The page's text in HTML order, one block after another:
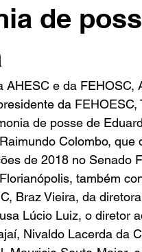
de
AHESC e da
da
de posse de
Colombo,
de 2018 no Senado
também
Braz Vieira, da
Lúcio Luiz, o diretor
Nivaldo Lacerda da